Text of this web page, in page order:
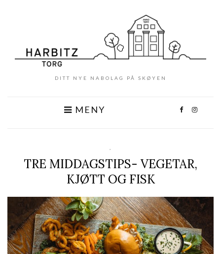
DITT NYE NABOLAG PÅ SKØYEN
MENY
TRE MIDDAGSTIPS- VEGETAR,
KJØTT OG FISK